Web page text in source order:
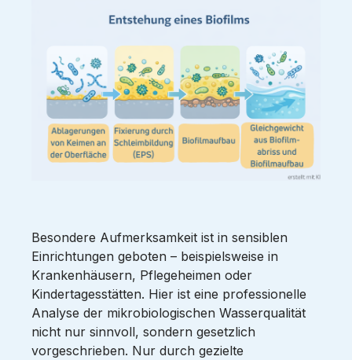
Besondere Aufmerksamkeit ist in sensiblen
Einrichtungen geboten – beispielsweise in
Krankenhäusern, Pflegeheimen oder
Kindertagesstätten. Hier ist eine professionelle
Analyse der mikrobiologischen Wasserqualität
nicht nur sinnvoll, sondern gesetzlich
vorgeschrieben. Nur durch gezielte